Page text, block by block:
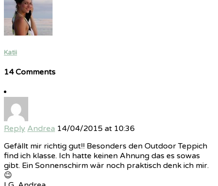
Katii
14 Comments
Reply Andrea 14/04/2015 at 10:36
Gefällt mir richtig gut!! Besonders den Outdoor Teppich
find ich klasse. Ich hatte keinen Ahnung das es sowas
gibt. Ein Sonnenschirm wär noch praktisch denk ich mir.
😉